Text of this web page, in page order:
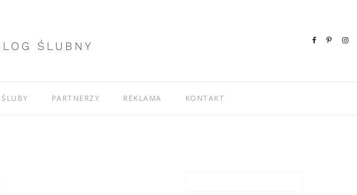
ŚLUBY PARTNERZY REKLAMA KONTAKT